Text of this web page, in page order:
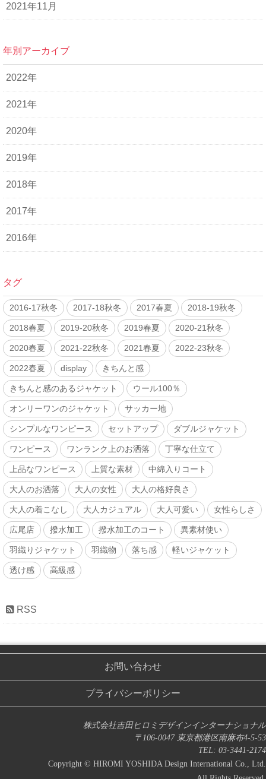
2021年11月
年別アーカイブ
2022年
2021年
2020年
2019年
2018年
2017年
2016年
タグ
2016-17秋冬 2017-18秋冬 2017春夏 2018-19秋冬
2018春夏 2019-20秋冬 2019春夏 2020-21秋冬
2020春夏 2021-22秋冬 2021春夏 2022-23秋冬
2022春夏 display きちんと感
きちんと感のあるジャケット ウール100％
オンリーワンのジャケット サッカー地
シンプルなワンピース セットアップ ダブルジャケット
ワンピース ワンランク上のお洒落 丁寧な仕立て
上品なワンピース 上質な素材 中綿入りコート
大人のお洒落 大人の女性 大人の格好良さ
大人の着こなし 大人カジュアル 大人可愛い 女性らしさ
広尾店 撥水加工 撥水加工のコート 異素材使い
羽織りジャケット 羽織物 落ち感 軽いジャケット
透け感 高級感
RSS
お問い合わせ
プライバシーポリシー
株式会社吉田ヒロミデザインインターナショナル
〒106-0047 東京都港区南麻布4-5-53
TEL: 03-3441-2174
Copyright © HIROMI YOSHIDA Design International Co., Ltd.